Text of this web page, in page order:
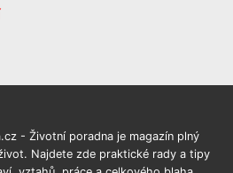
- Životní poradna je magazín plný
Najdete zde praktické rady a tipy